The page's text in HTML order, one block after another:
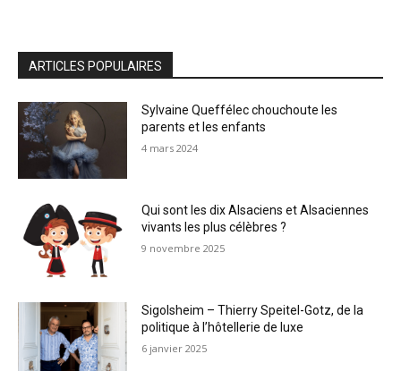
ARTICLES POPULAIRES
Sylvaine Queffélec chouchoute les
parents et les enfants
4 mars 2024
Qui sont les dix Alsaciens et Alsaciennes
vivants les plus célèbres ?
9 novembre 2025
Sigolsheim – Thierry Speitel-Gotz, de la
politique à l’hôtellerie de luxe
6 janvier 2025